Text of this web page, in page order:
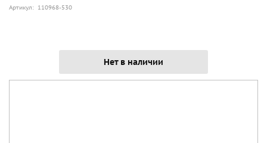
Артикул: 110968-530
Нет в наличии